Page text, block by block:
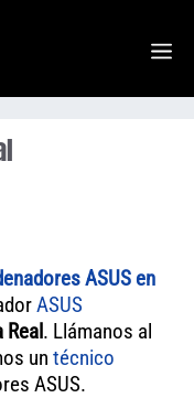
ASUS en
ASUS
Real. Llámanos al
un técnico
ASUS.